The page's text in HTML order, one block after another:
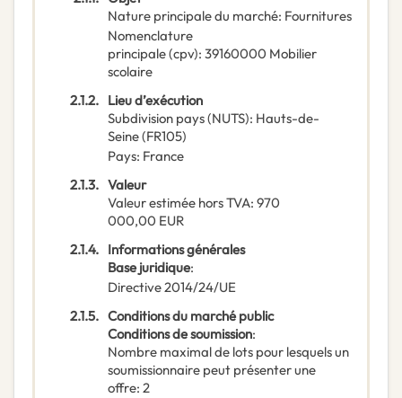
Nature principale du marché: Fournitures
Nomenclature
principale(cpv): 39160000 Mobilier
scolaire
2.1.2. Lieu d’exécution
Subdivision pays (NUTS): Hauts-de-
Seine(FR105)
Pays: France
2.1.3. Valeur
Valeur estimée hors TVA: 970
000,00 EUR
2.1.4. Informations générales
Base juridique:
Directive 2014/24/UE
2.1.5. Conditions du marché public
Conditions de soumission:
Nombre maximal de lots pour lesquels un
soumissionnaire peut présenter une
offre: 2